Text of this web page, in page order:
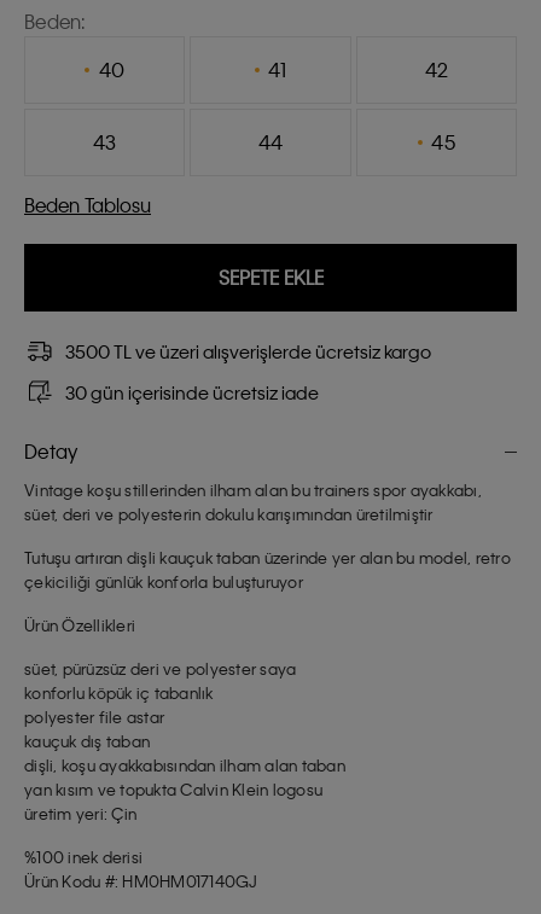
Beden:
40
41 42
43 44 45
Beden Tablosu
SEPETE EKLE
3500 TL ve üzeri alışverişlerde ücretsiz kargo
30 gün içerisinde ücretsiz iade
Detay
Vintage koşu stillerinden ilham alan bu trainers spor ayakkabı,
süet, deri ve polyesterin dokulu karışımından üretilmiştir
Tutuşu artıran dişli kauçuk taban üzerinde yer alan bu model, retro
çekiciliği günlük konforla buluşturuyor
Ürün Özellikleri
süet, pürüzsüz deri ve polyester saya
konforlu köpük iç tabanlık
polyester file astar
kauçuk dış taban
dişli, koşu ayakkabısından ilham alan taban
yan kısım ve topukta Calvin Klein logosu
üretim yeri: Çin
%100 inek derisi
Ürün Kodu #: HM0HM017140GJ